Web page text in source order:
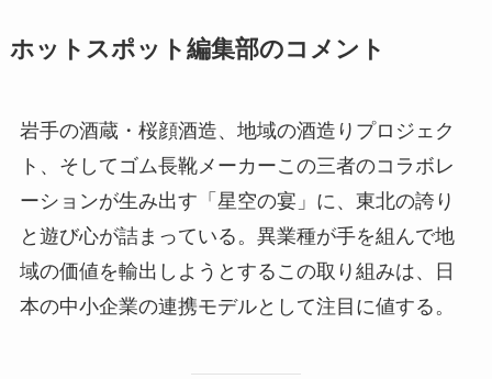
ホットスポット編集部のコメント
岩手の酒蔵・桜顔酒造、地域の酒造りプロジェク
ト、そしてゴム長靴メーカーこの三者のコラボレ
ーションが生み出す「星空の宴」に、東北の誇り
と遊び心が詰まっている。異業種が手を組んで地
域の価値を輸出しようとするこの取り組みは、日
本の中小企業の連携モデルとして注目に値する。